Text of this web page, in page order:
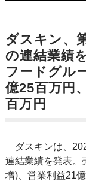
ダスキン、
の連結業績
フードグル
億25百万円
百万円
ダスキンは、
連結業績を発表。
増)、営業利益21